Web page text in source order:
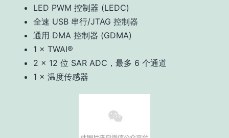
LED PWM 控制器 (LEDC)
全速 USB 串行/JTAG 控制器
通用 DMA 控制器 (GDMA)
1 × TWAI®
2 × 12 位 SAR ADC，最多 6 个通道
1 × 温度传感器